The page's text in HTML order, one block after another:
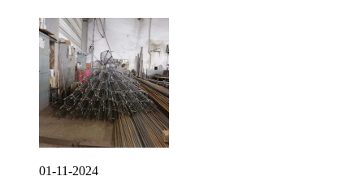
01-11-2024